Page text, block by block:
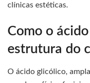
clínicas estéticas.
Como o
estrutura do
O ácido glicólico,